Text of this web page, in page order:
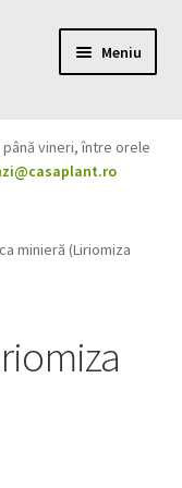
Meniu
până vineri, între orele
minieră (Liriomiza